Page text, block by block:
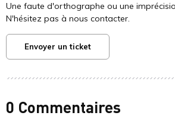
Une faute d'orthographe ou une
N'hésitez pas à nous contacter.
Envoyer un ticket
0 Commentaires